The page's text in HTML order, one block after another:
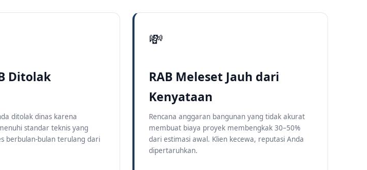
Ditolak
ditolak dinas karena
standar teknis yang
berbulan-bulan terulang dari
💸
RAB Meleset Jauh dari
Kenyataan
Rencana anggaran bangunan yang tidak akurat
membuat biaya proyek membengkak 30–50%
dari estimasi awal. Klien kecewa, reputasi Anda
dipertaruhkan.